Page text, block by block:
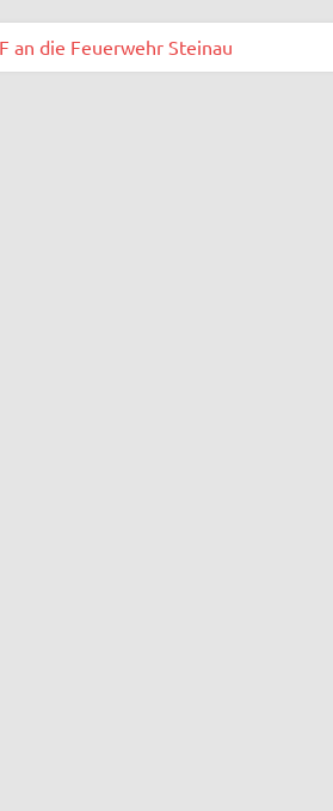
an die Feuerwehr Steinau